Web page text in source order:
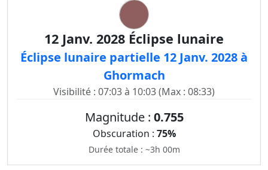
12 Janv. 2028 Éclipse lunaire
Éclipse lunaire partielle 12 Janv. 2028 à
Ghormach
Visibilité : 07:03 à 10:03 (Max : 08:33)
Magnitude : 0.755
Obscuration : 75%
Durée totale : ~3h 00m